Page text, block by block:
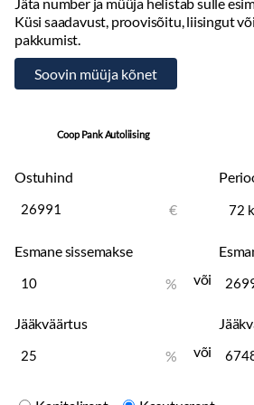
Digitaalne võti
Elektrooniline seisupidur (ainult koos
Turvalisus
ABS-EBD pidurid
Elektrooniline stabiilsuskontroll (ESC)
Auto sõidustabiilsuse juhtsüsteem (VSM)
Nõlvaltstardiabi (HAC)
Kurvi pidurdusjõu kontroll (CBC)
Parkimisandurid taga
Püsikiirusehoidja koos pikivahehoidmise
Juhi ja kaassõitja turvapadjad
Küsi saadavust, proovisõitu, liisingut
pakkumist.
Coop Pank Autoliising
Ostuhind
€
Esmane sissemakse
%
või
Jääkväärtus
%
või